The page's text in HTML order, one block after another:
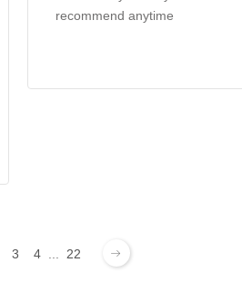
recommend anytime
3 4 ... 22